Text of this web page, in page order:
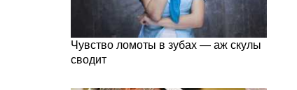
Чувство ломоты в зубах — аж скулы
сводит